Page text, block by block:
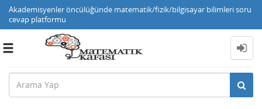
Akademisyenler öncülüğünde matematik/fizik/bilgisayar bilimleri soru
cevap platformu
Toggle